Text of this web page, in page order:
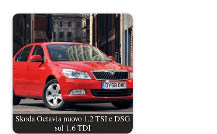
Skoda Octavia nuovo 1.2 TSI e DSG
sul 1.6 TDI